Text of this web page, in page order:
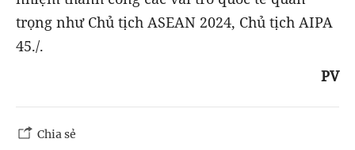
trọng như Chủ tịch ASEAN 2024, Chủ tịch AIPA
45./.
PV
Chia sẻ